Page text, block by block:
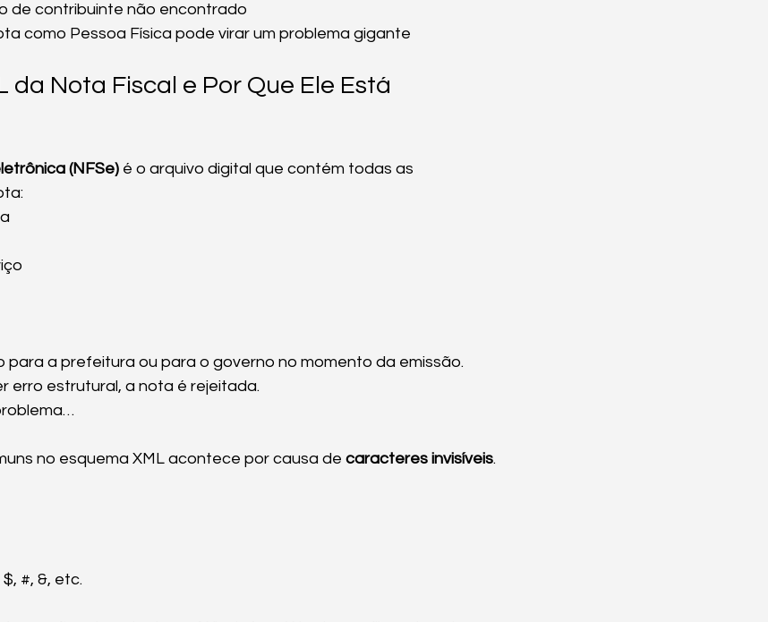
de contribuinte não encontrado
como Pessoa Física pode virar um problema gigante
da Nota Fiscal e Por Que Ele Está
(NFSe) é o arquivo digital que contém todas as
para a prefeitura ou para o governo no momento da emissão.
erro estrutural, a nota é rejeitada.
no esquema XML acontece por causa de caracteres invisíveis.
#, &, etc.